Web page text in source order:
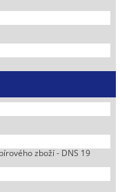
zboží - DNS 19